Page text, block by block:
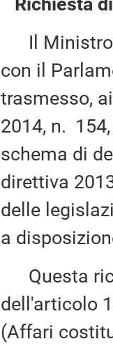
Il Ministro
con il
trasmesso,
2014, n.
schema di
direttiva
delle
a
Questa
dell'articolo
(Affari